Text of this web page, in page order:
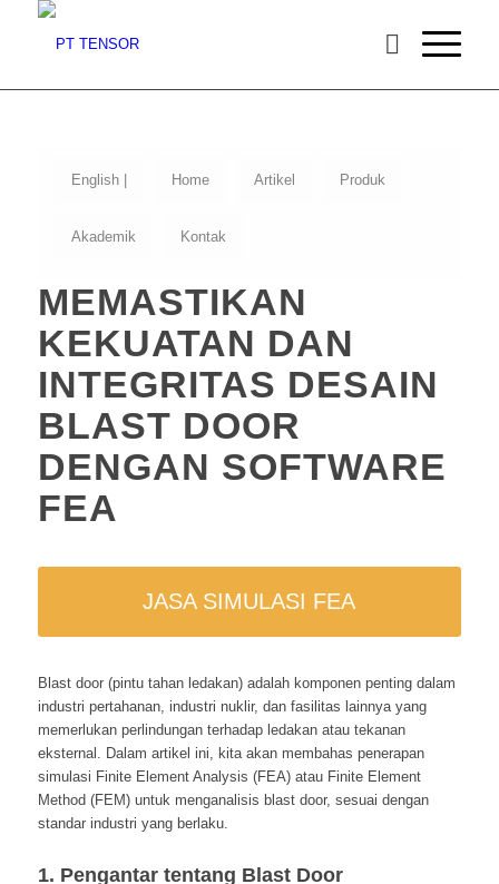
English | Home Artikel Produk
Akademik Kontak
MEMASTIKAN
KEKUATAN DAN
INTEGRITAS DESAIN
BLAST DOOR
DENGAN SOFTWARE
FEA
JASA SIMULASI FEA
Blast door (pintu tahan ledakan) adalah komponen penting dalam
industri pertahanan, industri nuklir, dan fasilitas lainnya yang
memerlukan perlindungan terhadap ledakan atau tekanan
eksternal. Dalam artikel ini, kita akan membahas penerapan
simulasi Finite Element Analysis (FEA) atau Finite Element
Method (FEM) untuk menganalisis blast door, sesuai dengan
standar industri yang berlaku.
1. Pengantar tentang Blast Door